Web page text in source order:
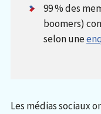
99 % des
boomers)
selon une
Les médias sociaux